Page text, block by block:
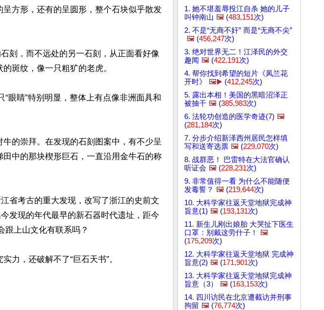
方形，还有的呈圆形，整个石块似乎散发
刻，而不远处的另一石刻，从正面看好像
斑纹，像一只粗犷的老虎。
眼睛”特别明显，整体上有点像非洲面具和
的崇拜。在发现的石刻图案中，有不少呈
中的那块楔形巨石，一直沿用金牛石的称
省考古的重大发现，改写了浙江的史前文
发现的年代最早的新石器时代遗址，距今
跟上山文化有联系吗？
力，还破解不了“巨石天书”。
1. 她不堪羞辱投江自杀 她的儿子
叫钟南山 🖼️ (483,151次)
2. 不是“无商不奸” 而是“无商不尖”
🖼️ (456,247次)
3. 绝对世界无二！江泽民的外交
趣闻 🖼️ (422,191次)
4. 帮你找到希望的短片《凤兰花
开时》
🖼️▶️ (412,245次)
5. 露出本相！美国的黑暗沼泽正
被抽干 🖼️ (385,983次)
6. 法轮功创造的医学奇迹(7) 🖼️
(281,184次)
7. 分步介绍新泽西州居民怎样填
写和送寄选票 🖼️ (229,070次)
8. 战群恶！ 巴雷特在大法官确认
听证会 🖼️ (228,231次)
9. 非常值得一看 为什么不能随便
发毒誓？ 🖼️ (219,644次)
10. 大科学家往返天堂地狱完成神
旨意(1) 🖼️ (193,131次)
11. 新生儿刚出娘胎 大哭扯下医生
口罩：别戴这劳什子！
🖼️
(175,209次)
12. 大科学家往返天堂地狱 完成神
旨意(2) 🖼️ (171,901次)
13. 大科学家往返天堂地狱完成神
旨意（3）
🖼️ (163,153次)
14. 四川访民在北京遭截访并刑事
拘留 🖼️ (76,774次)